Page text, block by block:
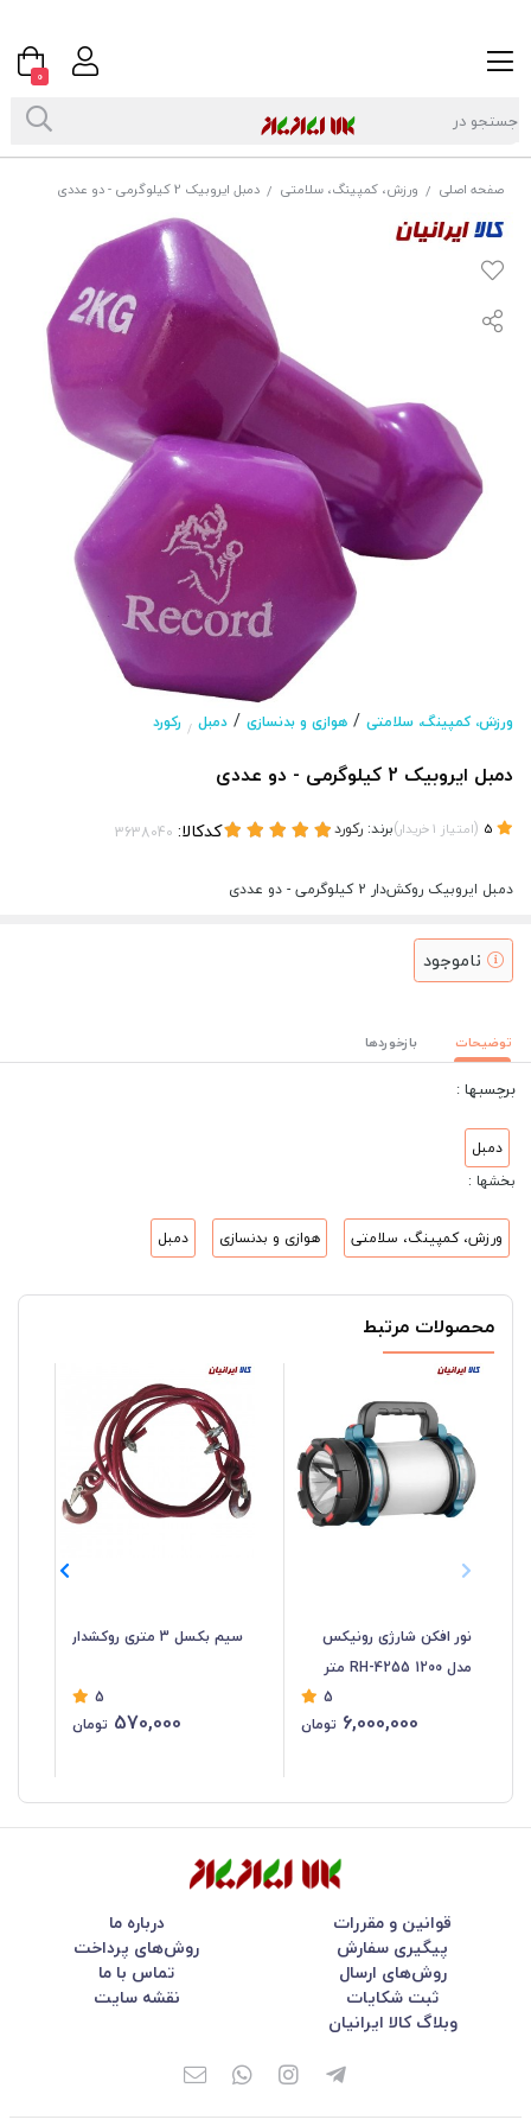
صفحه اصلی / ورزش، کمپینگ، سلامتی / دمبل ايروبيک 2 کيلوگرمی - دو عددی
ورزش، کمپینگ، سلامتی / هوازی و بدنسازی / دمبل / رکورد
دمبل ايروبيک 2 کيلوگرمی - دو عددی
(امتیاز 1خریدار)برند: رکورد کدکالا:
دمبل ايروبيک روکش‌دار 2 کيلوگرمی - دو عددی
ناموجود
توضیحات بازخوردها
برچسبها :
دمبل
بخشها :
ورزش، کمپینگ، سلامتی هوازی و بدنسازی دمبل
محصولات مرتبط
نور افکن شارژی رونیکس
مدل RH-4255 1200 متر
5
6,000,000 تومان
سیم بکسل 3 متری روکشدار
5
570,000 تومان
قوانین و مقررات
درباره ما
پیگیری سفارش
روش‌های پرداخت
روش‌های ارسال
تماس با ما
ثبت شکایات
نقشه سایت
وبلاگ کالا ایرانیان
0